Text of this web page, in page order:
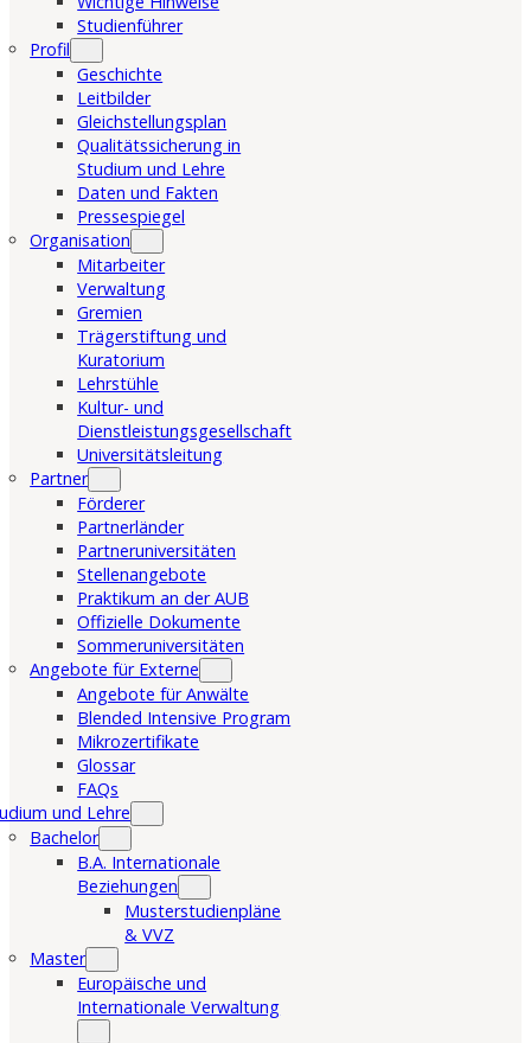
Studienführer
Profil
Geschichte
Leitbilder
Gleichstellungsplan
Qualitätssicherung in
Studium und Lehre
Daten und Fakten
Pressespiegel
Organisation
Mitarbeiter
Verwaltung
Gremien
Trägerstiftung und
Kuratorium
Lehrstühle
Kultur- und
Dienstleistungsgesellschaft
Universitätsleitung
Partner
Förderer
Partnerländer
Partneruniversitäten
Stellenangebote
Praktikum an der AUB
Offizielle Dokumente
Sommeruniversitäten
Angebote für Externe
Angebote für Anwälte
Blended Intensive Program
Mikrozertifikate
Glossar
FAQs
und Lehre
Bachelor
B.A. Internationale
Beziehungen
Musterstudienpläne
& VVZ
Master
Europäische und
Internationale Verwaltung